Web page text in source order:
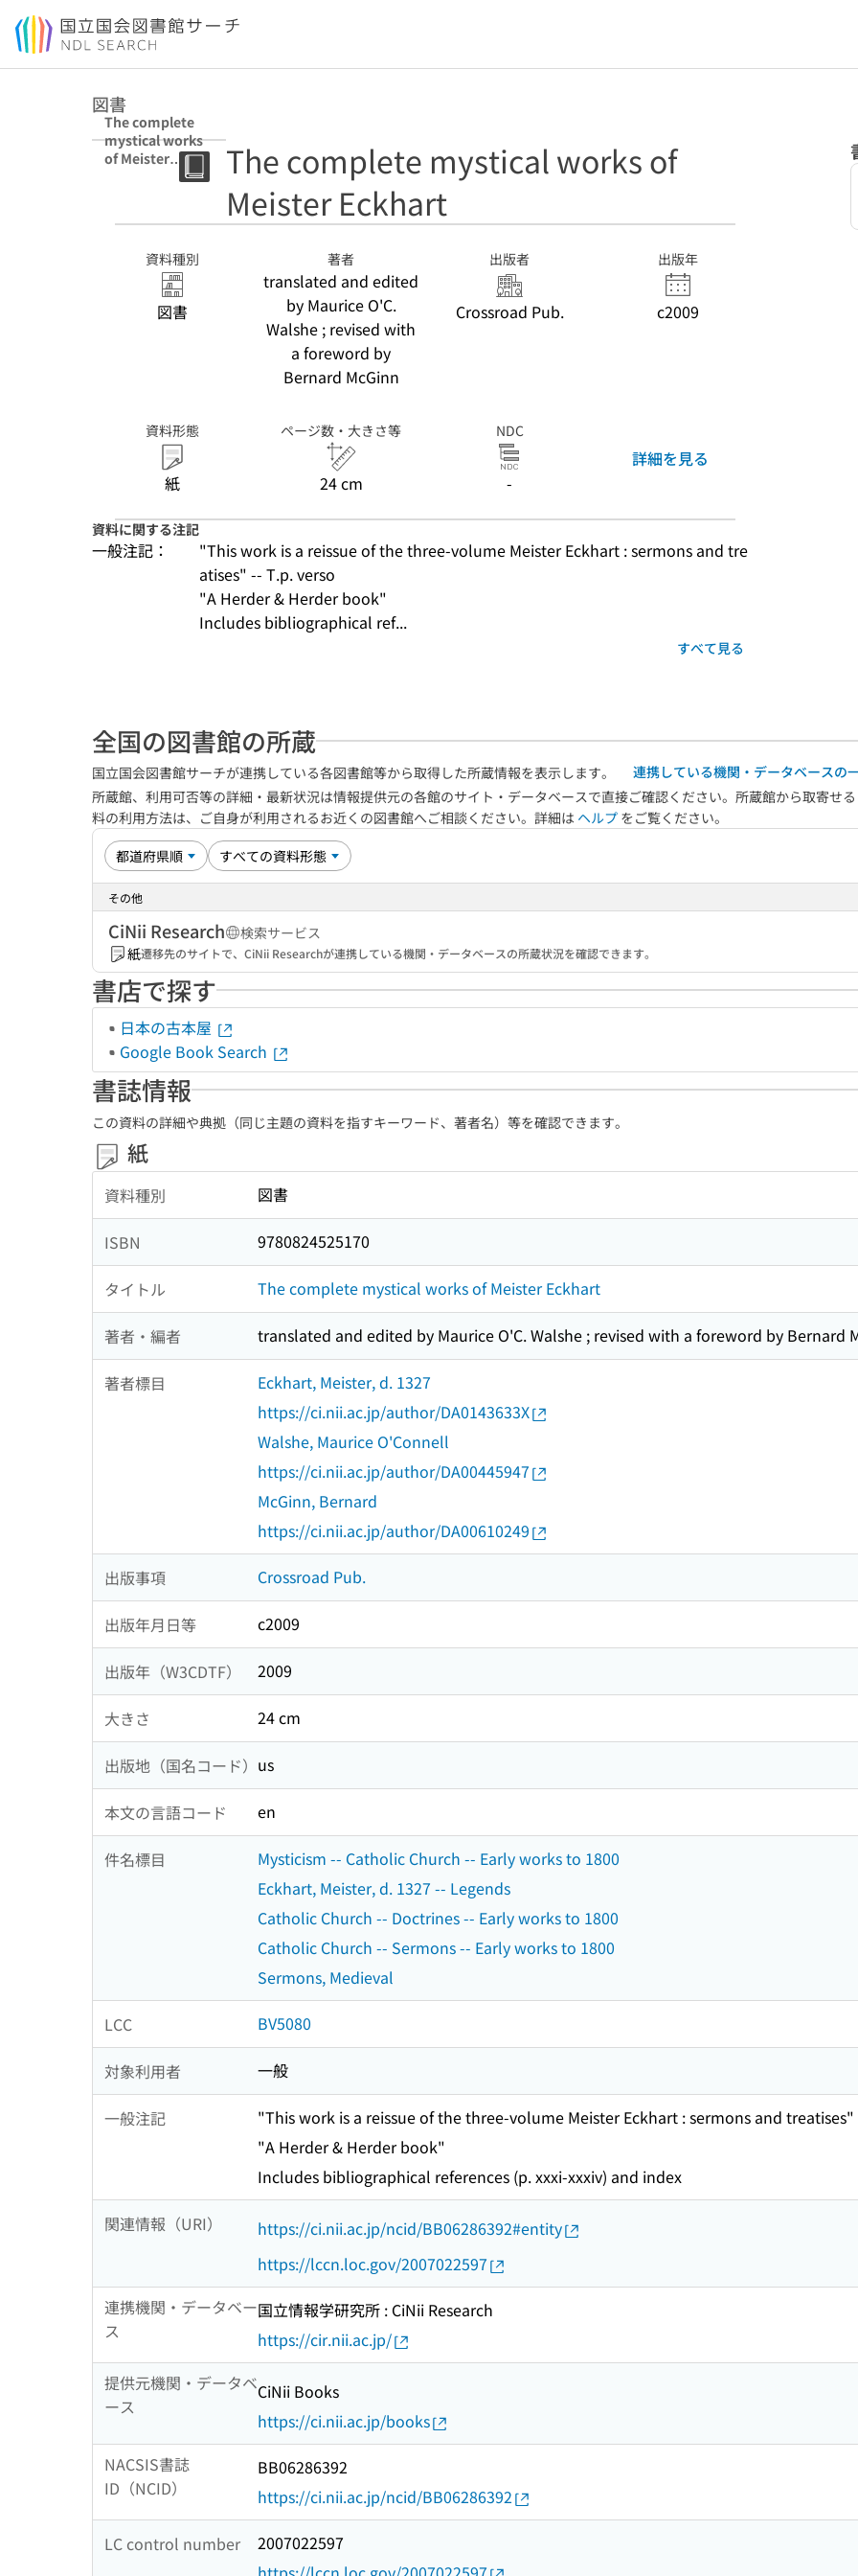
本文へ移動
図書
The complete
mystical works
of Meister
The complete mystical works of
Meister Eckhart
資料種別
図書
著者
translated and edited
by Maurice O'C.
Walshe ; revised with
a foreword by
Bernard McGinn
出版者
Crossroad Pub.
出版年
c2009
資料形態
紙
ページ数・大きさ等
24 cm
NDC
-
詳細を見る
資料に関する注記
一般注記：
"This work is a reissue of the three-volume Meister Eckhart : sermons and tre
atises" -- T.p. verso
"A Herder & Herder book"
Includes bibliographical ref...
すべて見る
全国の図書館の所蔵
国立国会図書館サーチが連携している各図書館等から取得した所蔵情報を表示します。
連携している機関・データベースの
所蔵館、利用可否等の詳細・最新状況は情報提供元の各館のサイト・データベースで直接ご確認ください。所蔵館から取寄せ
料の利用方法は、ご自身が利用されるお近くの図書館へご相談ください。詳細は ヘルプ をご覧ください。
その他
CiNii Research
検索サービス
紙遷移先のサイトで、CiNii Researchが連携している機関・データベースの所蔵状況を確認できます。
書店で探す
日本の古本屋
Google Book Search
書誌情報
この資料の詳細や典拠（同じ主題の資料を指すキーワード、著者名）等を確認できます。
紙
資料種別 図書
ISBN 9780824525170
タイトル The complete mystical works of Meister Eckhart
著者・編者 translated and edited by Maurice O'C. Walshe ; revised with a foreword by Bernard
著者標目
Eckhart, Meister, d. 1327
https://ci.nii.ac.jp/author/DA0143633X
Walshe, Maurice O'Connell
https://ci.nii.ac.jp/author/DA00445947
McGinn, Bernard
https://ci.nii.ac.jp/author/DA00610249
出版事項 Crossroad Pub.
出版年月日等 c2009
出版年（W3CDTF） 2009
大きさ 24 cm
出版地（国名コード） us
本文の言語コード en
件名標目
Mysticism -- Catholic Church -- Early works to 1800
Eckhart, Meister, d. 1327 -- Legends
Catholic Church -- Doctrines -- Early works to 1800
Catholic Church -- Sermons -- Early works to 1800
Sermons, Medieval
LCC BV5080
対象利用者 一般
一般注記
"This work is a reissue of the three-volume Meister Eckhart : sermons and treatises"
"A Herder & Herder book"
Includes bibliographical references (p. xxxi-xxxiv) and index
関連情報（URI）
https://ci.nii.ac.jp/ncid/BB06286392#entity
https://lccn.loc.gov/2007022597
連携機関・データベー
ス
国立情報学研究所 : CiNii Research
https://cir.nii.ac.jp/
提供元機関・データベ
ース
CiNii Books
https://ci.nii.ac.jp/books
NACSIS書誌
ID（NCID）
BB06286392
https://ci.nii.ac.jp/ncid/BB06286392
LC control number
2007022597